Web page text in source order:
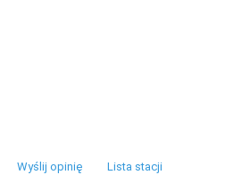
Wyślij opinię Lista stacji